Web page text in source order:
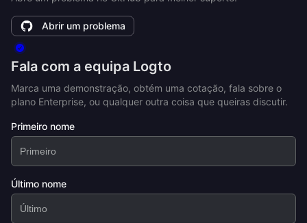
Abrir um problema
Fala com a equipa Logto
Marca uma demonstração, obtém uma cotação, fala sobre o
plano Enterprise, ou qualquer outra coisa que queiras discutir.
Primeiro nome
Último nome